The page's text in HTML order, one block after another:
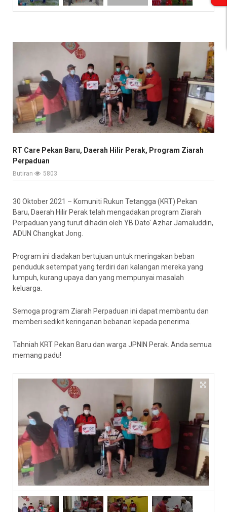
RT Care Pekan Baru, Daerah Hilir Perak, Program Ziarah
Perpaduan
Butiran 5803
30 Oktober 2021 – Komuniti Rukun Tetangga (KRT) Pekan
Baru, Daerah Hilir Perak telah mengadakan program Ziarah
Perpaduan yang turut dihadiri oleh YB Dato' Azhar Jamaluddin,
ADUN Changkat Jong.
Program ini diadakan bertujuan untuk meringakan beban
penduduk setempat yang terdiri dari kalangan mereka yang
lumpuh, kurang upaya dan yang mempunyai masalah
keluarga.
Semoga program Ziarah Perpaduan ini dapat membantu dan
memberi sedikit keringanan bebanan kepada penerima.
Tahniah KRT Pekan Baru dan warga JPNIN Perak. Anda semua
memang padu!